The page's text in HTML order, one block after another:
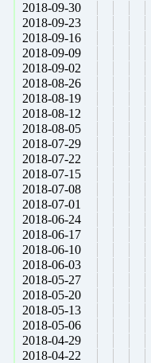
2018-09-30
2018-09-23
2018-09-16
2018-09-09
2018-09-02
2018-08-26
2018-08-19
2018-08-12
2018-08-05
2018-07-29
2018-07-22
2018-07-15
2018-07-08
2018-07-01
2018-06-24
2018-06-17
2018-06-10
2018-06-03
2018-05-27
2018-05-20
2018-05-13
2018-05-06
2018-04-29
2018-04-22